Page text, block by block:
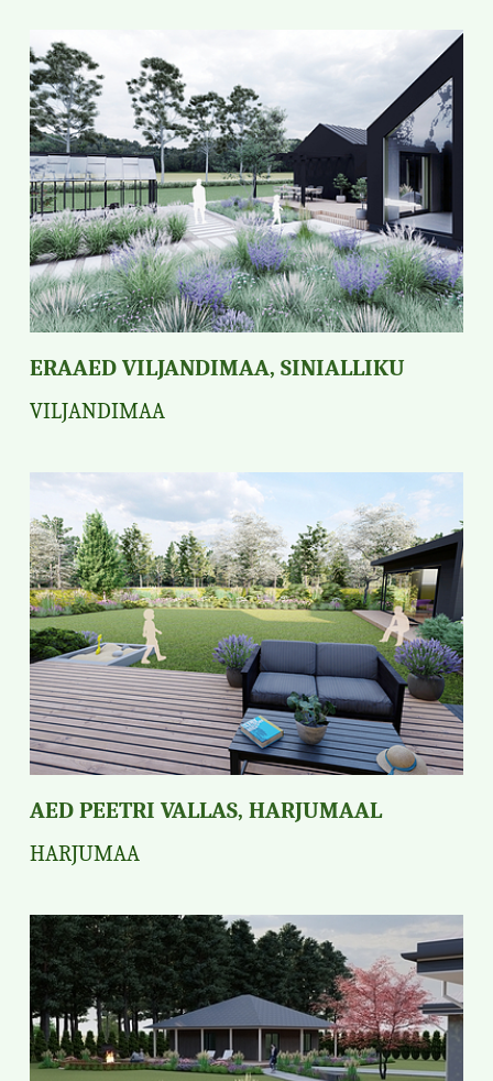
ERAAED VILJANDIMAA, SINIALLIKU
VILJANDIMAA
AED PEETRI VALLAS, HARJUMAAL
HARJUMAA